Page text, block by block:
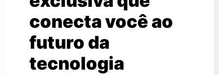
conecta você ao
futuro da
tecnologia